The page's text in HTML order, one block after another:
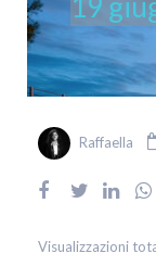
Raffaella
Visualizzazioni